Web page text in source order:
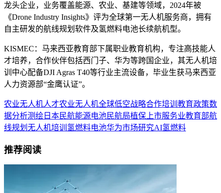
龙头企业，业务覆盖能源、农业、基建等领域，2024年被
《Drone Industry Insights》评为全球第一无人机服务商，拥有
自主研发的航线规划软件及氢燃料电池长续航机型。
KISMEC：马来西亚教育部下属职业教育机构，专注高技能人
才培养，合作伙伴包括西门子、华为等跨国企业，其无人机培
训中心配备DJI Agras T40等行业主流设备，毕业生获马来西亚
人力资源部“金鹰认证”。
农业无人机人才农业无人机全球低空战略合作培训 教育政策数
据分析测绘 日本民航能源电池民航局植保 上市服务业教育部航
线规划 无人机培训 氢燃料电池华为市场研究AI氢燃料
推荐阅读